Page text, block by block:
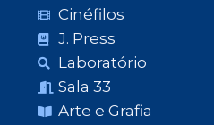
Cinéfilos
J. Press
Laboratório
Sala 33
Arte e Grafia